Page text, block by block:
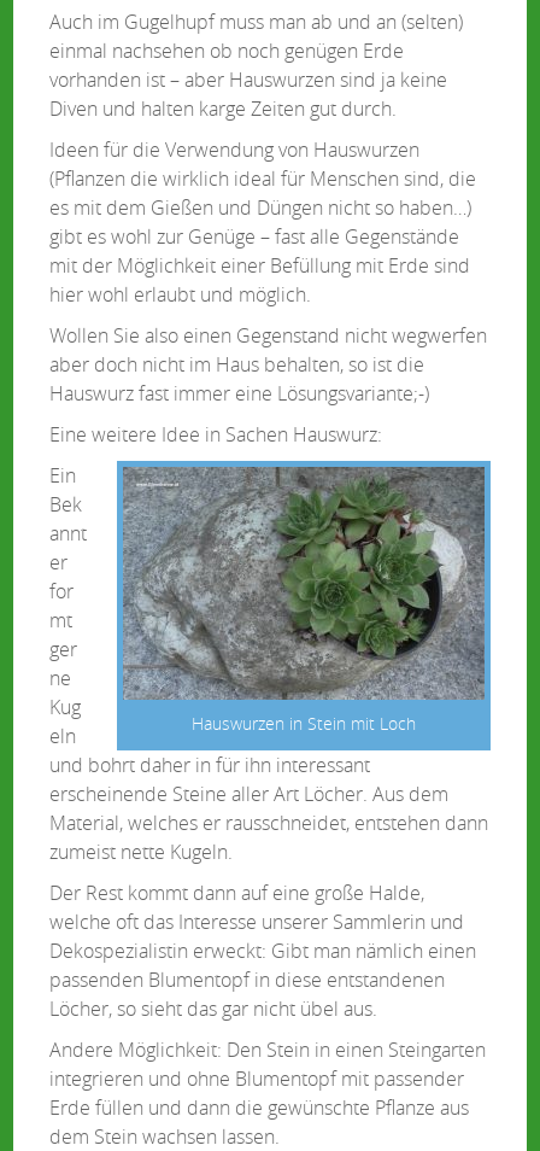
Auch im Gugelhupf muss man ab und an (selten)
einmal nachsehen ob noch genügen Erde
vorhanden ist – aber Hauswurzen sind ja keine
Diven und halten karge Zeiten gut durch.
Ideen für die Verwendung von Hauswurzen
(Pflanzen die wirklich ideal für Menschen sind, die
es mit dem Gießen und Düngen nicht so haben…)
gibt es wohl zur Genüge – fast alle Gegenstände
mit der Möglichkeit einer Befüllung mit Erde sind
hier wohl erlaubt und möglich.
Wollen Sie also einen Gegenstand nicht wegwerfen
aber doch nicht im Haus behalten, so ist die
Hauswurz fast immer eine Lösungsvariante;-)
Eine weitere Idee in Sachen Hauswurz:
Hauswurzen in Stein mit Loch
Ein
Bek
annt
er
for
mt
ger
ne
Kug
eln
und bohrt daher in für ihn interessant
erscheinende Steine aller Art Löcher. Aus dem
Material, welches er rausschneidet, entstehen dann
zumeist nette Kugeln.
Der Rest kommt dann auf eine große Halde,
welche oft das Interesse unserer Sammlerin und
Dekospezialistin erweckt: Gibt man nämlich einen
passenden Blumentopf in diese entstandenen
Löcher, so sieht das gar nicht übel aus.
Andere Möglichkeit: Den Stein in einen Steingarten
integrieren und ohne Blumentopf mit passender
Erde füllen und dann die gewünschte Pflanze aus
dem Stein wachsen lassen.